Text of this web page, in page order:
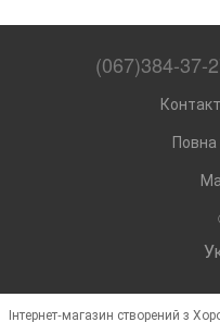
(067)384-37-
Повна
Інтернет-магазин створений з